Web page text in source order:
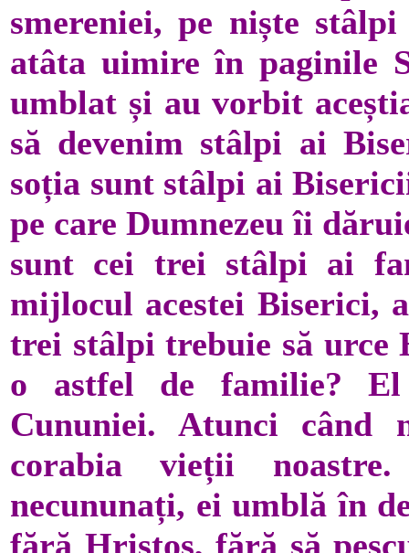
smereniei, pe niște
atâta uimire în paginile
umblat și au vorbit
să devenim stâlpi ai
soția sunt stâlpi ai
pe care Dumnezeu îi
sunt cei trei stâlpi ai
mijlocul acestei Biserici,
trei stâlpi trebuie să
o astfel de familie?
Cununiei. Atunci când
corabia vieții
necununați, ei umblă în
fără Hristos, fără să